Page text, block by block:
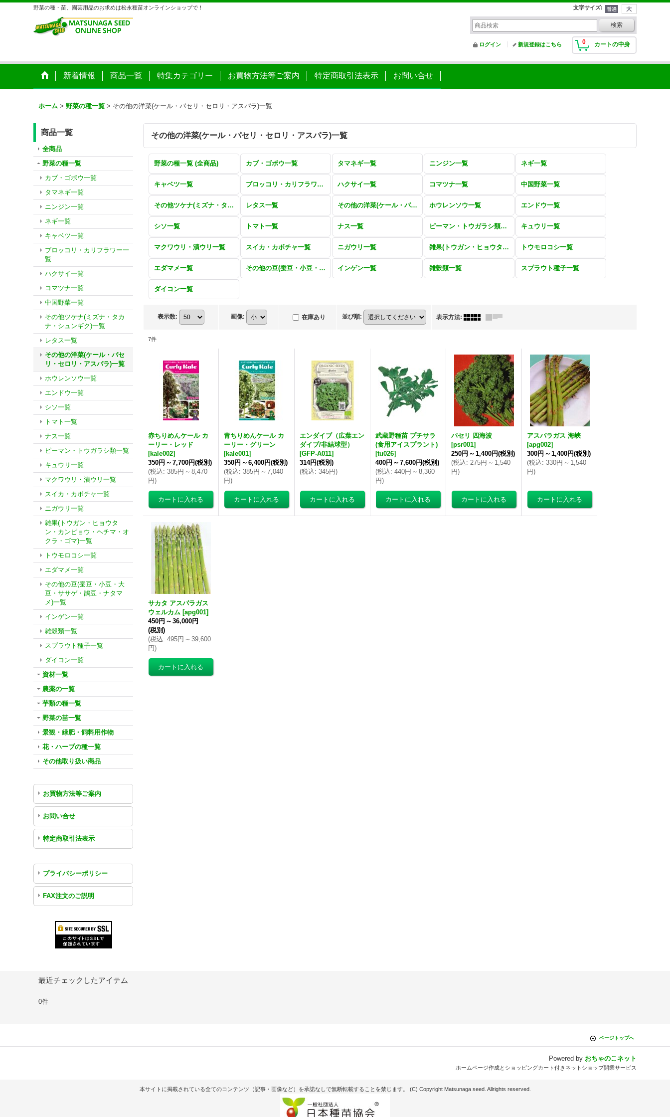
野菜の種・苗、園芸用品のお求めは松永種苗オンラインショップで！ 文字サイズ:
0 カートの中身
ログイン 新規登録はこちら
新着情報 商品一覧 特集カテゴリー お買物方法等ご案内 特定商取引法表示 お問い合せ
ホーム > 野菜の種一覧 > その他の洋菜(ケール・パセリ・セロリ・アスパラ)一覧
商品一覧
全商品
野菜の種一覧
カブ・ゴボウ一覧
タマネギ一覧
ニンジン一覧
ネギ一覧
キャベツ一覧
ブロッコリ・カリフラワー一
覧
ハクサイ一覧
コマツナ一覧
中国野菜一覧
その他ツケナ(ミズナ・タカ
ナ・シュンギク)一覧
レタス一覧
その他の洋菜(ケール・パセ
リ・セロリ・アスパラ)一覧
ホウレンソウ一覧
エンドウ一覧
シソ一覧
トマト一覧
ナス一覧
ピーマン・トウガラシ類一覧
キュウリ一覧
マクワウリ・漬ウリ一覧
スイカ・カボチャ一覧
ニガウリ一覧
雑果(トウガン・ヒョウタ
ン・カンピョウ・ヘチマ・オ
クラ・ゴマ)一覧
トウモロコシ一覧
エダマメ一覧
その他の豆(蚕豆・小豆・大
豆・ササゲ・鵲豆・ナタマ
メ)一覧
インゲン一覧
雑穀類一覧
スプラウト種子一覧
ダイコン一覧
資材一覧
農薬の一覧
芋類の種一覧
野菜の苗一覧
景観・緑肥・飼料用作物
花・ハーブの種一覧
その他取り扱い商品
お買物方法等ご案内
お問い合せ
特定商取引法表示
プライバシーポリシー
FAX注文のご説明
その他の洋菜(ケール・パセリ・セロリ・アスパラ)一覧
野菜の種一覧 (全商品) カブ・ゴボウ一覧 タマネギ一覧 ニンジン一覧 ネギ一覧
キャベツ一覧 ブロッコリ・カリフラワー一覧 ハクサイ一覧 コマツナ一覧 中国野菜一覧
その他ツケナ(ミズナ・タカナ・シュンギク)一覧 レタス一覧 その他の洋菜(ケール・パセリ・セロリ・アスパラ)一覧 ホウレンソウ一覧 エンドウ一覧
シソ一覧 トマト一覧 ナス一覧 ピーマン・トウガラシ類一覧 キュウリ一覧
マクワウリ・漬ウリ一覧 スイカ・カボチャ一覧 ニガウリ一覧 雑果(トウガン・ヒョウタン・カンピョウ・ヘチマ・オクラ・ゴマ)一覧 トウモロコシ一覧
エダマメ一覧 その他の豆(蚕豆・小豆・大豆・ササゲ・鵲豆・ナタマメ)一覧 インゲン一覧 雑穀類一覧 スプラウト種子一覧
ダイコン一覧
表示数: 画像: 在庫あり 並び順: 表示方法:
7件
赤ちりめんケール カ
ーリー・レッド
[kale002]
350円 ～ 7,700円(税別)
(税込: 385円 ～ 8,470
円)
青ちりめんケール カ
ーリー・グリーン
[kale001]
350円 ～ 6,400円(税別)
(税込: 385円 ～ 7,040
円)
エンダイブ（広葉エン
ダイブ/非結球型）
[GFP-A011]
314円(税別)
(税込: 345円)
武蔵野種苗 プチサラ
(食用アイスプラント)
[tu026]
400円 ～ 7,600円(税別)
(税込: 440円 ～ 8,360
円)
パセリ 四海波
[psr001]
250円 ～ 1,400円(税別)
(税込: 275円 ～ 1,540
円)
アスパラガス 海峡
[apg002]
300円 ～ 1,400円(税別)
(税込: 330円 ～ 1,540
円)
サカタ アスパラガス
ウェルカム [apg001]
450円 ～ 36,000円
(税別)
(税込: 495円 ～ 39,600
円)
最近チェックしたアイテム
0件
ページトップへ
Powered by おちゃのこネット
ホームページ作成とショッピングカート付きネットショップ開業サービス
本サイトに掲載されている全てのコンテンツ（記事・画像など）を承諾なしで無断転載することを禁じます。 (C) Copyright Matsunaga seed. Allrights reserved.